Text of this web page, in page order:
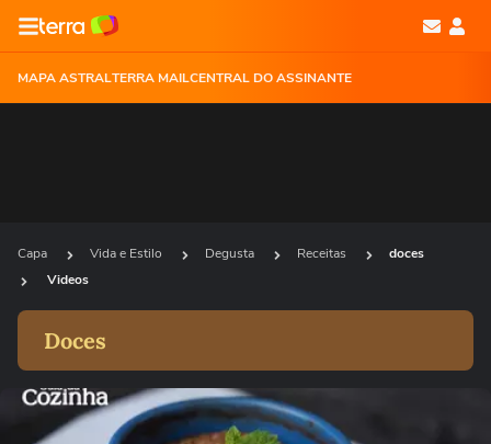
MAPA ASTRALTERRA MAILCENTRAL DO ASSINANTE
Capa Vida e Estilo Degusta Receitas
doces
Videos
Doces
Ops!